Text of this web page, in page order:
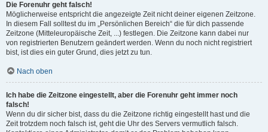
Die Forenuhr geht falsch!
Möglicherweise entspricht die angezeigte Zeit nicht deiner eigenen Zeitzone.
In diesem Fall solltest du im „Persönlichen Bereich“ die für dich passende
Zeitzone (Mitteleuropäische Zeit, ...) festlegen. Die Zeitzone kann dabei nur
von registrierten Benutzern geändert werden. Wenn du noch nicht registriert
bist, ist dies ein guter Grund, dies jetzt zu tun.
Nach oben
Ich habe die Zeitzone eingestellt, aber die Forenuhr geht immer noch
falsch!
Wenn du dir sicher bist, dass du die Zeitzone richtig eingestellt hast und die
Zeit trotzdem noch falsch ist, geht die Uhr des Servers vermutlich falsch.